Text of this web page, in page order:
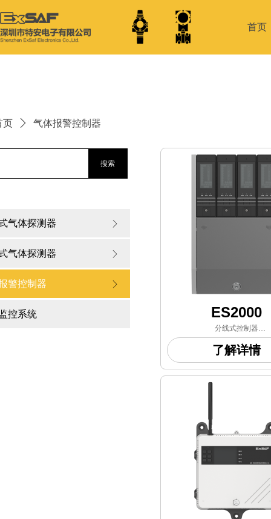
首页
气体探测器 ꁕ
气体探测器 ꁕ
警控制器 ꁕ
控系统 ES2000
分线式控制器
——
根据使用环境的要求，主要应
工、石油、
了解详情
页 ꄲ 气体报警控制器
搜索